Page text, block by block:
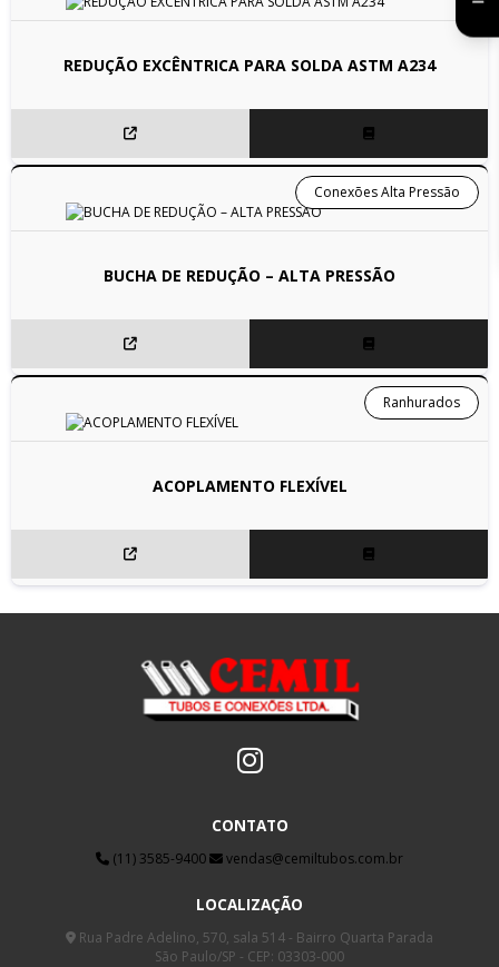
REDUÇÃO EXCÊNTRICA PARA SOLDA ASTM A234
BUCHA DE REDUÇÃO – ALTA PRESSÃO
Conexões Alta Pressão
ACOPLAMENTO FLEXÍVEL
Ranhurados
CONTATO
(11) 3585-9400 vendas@cemiltubos.com.br
LOCALIZAÇÃO
Rua Padre Adelino, 570, sala 514 - Bairro Quarta Parada
São Paulo/SP - CEP: 03303-000